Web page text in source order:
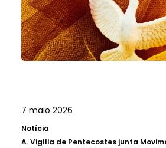
7 maio 2026
Notícia
A.Vigília de Pentecostes junta